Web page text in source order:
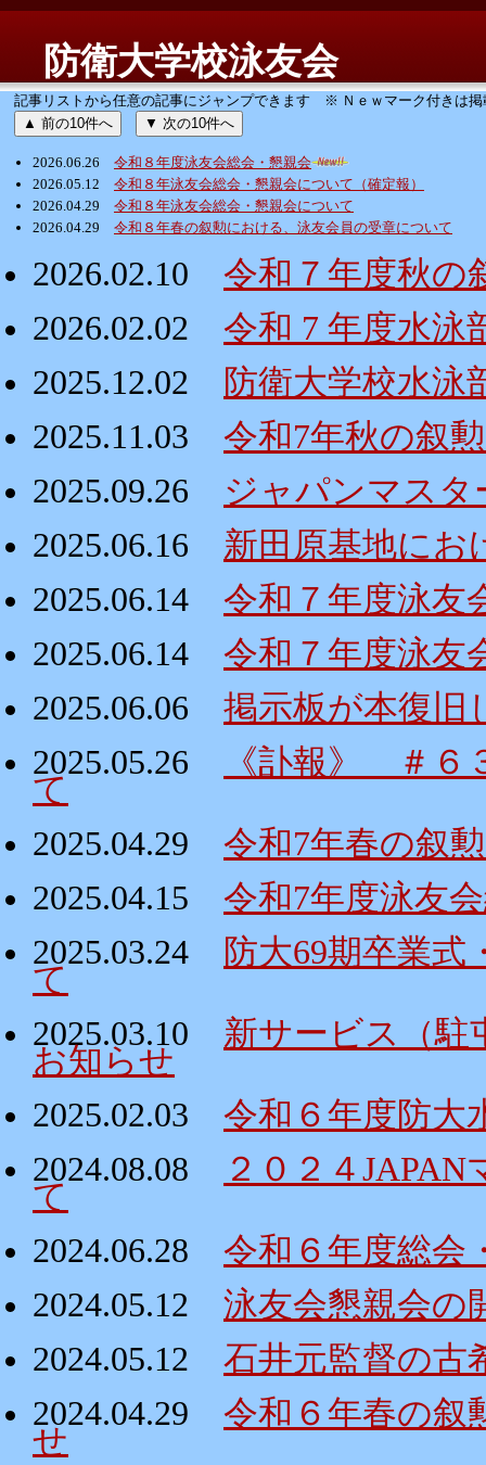
防衛大学校泳友会
記事リストから任意の記事にジャンプできます ※ Ｎｅｗマーク付きは掲
▲ 前の10件へ
▼ 次の10件へ
2026.06.26
令和８年度泳友会総会・懇親会
2026.05.12
令和８年泳友会総会・懇親会について（確定報）
2026.04.29
令和８年泳友会総会・懇親会について
2026.04.29
令和８年春の叙勲における、泳友会員の受章について
2026.02.10
令和７年度秋の
2026.02.02
令和 7 年度水泳
2025.12.02
防衛大学校水泳
2025.11.03
令和7年秋の叙
2025.09.26
ジャパンマスタ
2025.06.16
新田原基地にお
2025.06.14
令和７年度泳友
2025.06.14
令和７年度泳友
2025.06.06
掲示板が本復旧
2025.05.26
《訃報》 ＃６
て
2025.04.29
令和7年春の叙
2025.04.15
令和7年度泳友
2025.03.24
防大69期卒業
て
2025.03.10
新サービス（駐
お知らせ
2025.02.03
令和６年度防大
2024.08.08
２０２４
て
2024.06.28
令和６年度総会
2024.05.12
泳友会懇親会の
2024.05.12
石井元監督の古
2024.04.29
令和６年春の叙
せ